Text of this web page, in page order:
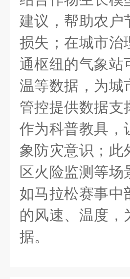
建议，帮助农户
损失；在城市治
通枢纽的气象站
温等数据，为城
管控提供数据支
作为科普教具，
象防灾意识；此
区火险监测等
如马拉松赛事中
的风速、温度，
据。